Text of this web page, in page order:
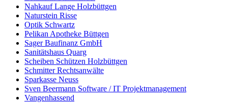
Nahkauf Lange Holzbüttgen
Naturstein Risse
Optik Schwartz
Pelikan Apotheke Büttgen
Sager Baufinanz GmbH
Sanitätshaus Quarg
Scheiben Schützen Holzbüttgen
Schmitter Rechtsanwälte
Sparkasse Neuss
Sven Beermann Software / IT Projektmanagement
Vangenhassend